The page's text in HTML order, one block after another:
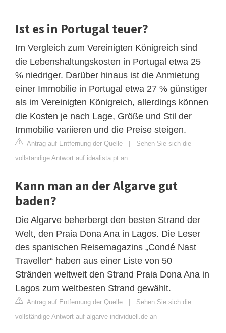
Ist es in Portugal teuer?
Im Vergleich zum Vereinigten Königreich sind
die Lebenshaltungskosten in Portugal etwa 25
% niedriger. Darüber hinaus ist die Anmietung
einer Immobilie in Portugal etwa 27 % günstiger
als im Vereinigten Königreich, allerdings können
die Kosten je nach Lage, Größe und Stil der
Immobilie variieren und die Preise steigen.
Antrag auf Entfernung der Quelle | Sehen Sie sich die
vollständige Antwort auf idealista.pt an
Kann man an der Algarve gut
baden?
Die Algarve beherbergt den besten Strand der
Welt, den Praia Dona Ana in Lagos. Die Leser
des spanischen Reisemagazins „Condé Nast
Traveller“ haben aus einer Liste von 50
Stränden weltweit den Strand Praia Dona Ana in
Lagos zum weltbesten Strand gewählt.
Antrag auf Entfernung der Quelle | Sehen Sie sich die
vollständige Antwort auf algarve-individuell.de an